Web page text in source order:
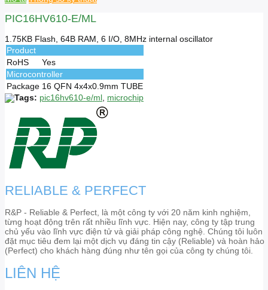
PIC16HV610-E/ML
1.75KB Flash, 64B RAM, 6 I/O, 8MHz internal oscillator
Product
RoHS
Yes
Microcontroller
Package 16 QFN 4x4x0.9mm TUBE
Tags: pic16hv610-e/ml microchip
RELIABLE & PERFECT
R&P - Reliable & Perfect, là một công ty với 20 năm kinh nghiệm,
từng hoạt động trên rất nhiều lĩnh vực. Hiện nay, công ty tập trung
chủ yếu vào lĩnh vực điện tử và giải pháp công nghệ. Chúng tôi luôn
đặt mục tiêu đem lại một dịch vụ đáng tin cậy (Reliable) và hoàn hảo
(Perfect) cho khách hàng đúng như tên gọi của công ty chúng tôi.
LIÊN HỆ